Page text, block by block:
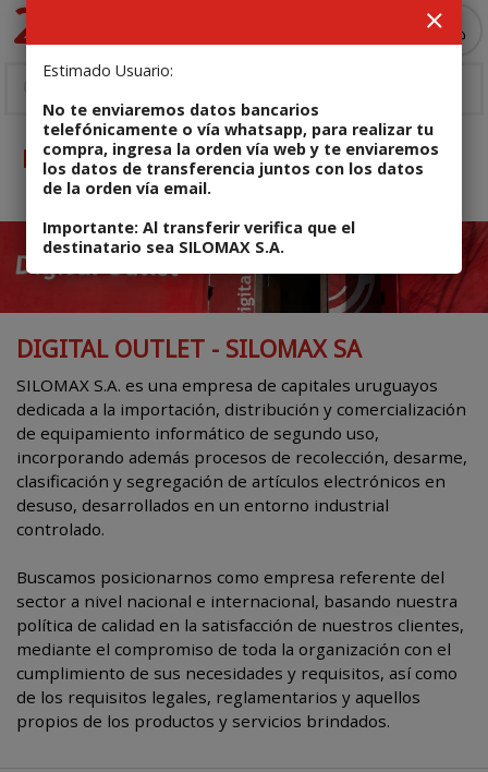
Estimado Usuario:
No te enviaremos datos bancarios
telefónicamente o vía whatsapp, para realizar tu
compra, ingresa la orden vía web y te enviaremos
los datos de transferencia juntos con los datos
de la orden vía email.
Importante: Al transferir verifica que el
destinatario sea SILOMAX S.A.
Nuestra empresa
DIGITAL OUTLET - SILOMAX SA
SILOMAX S.A. es una empresa de capitales uruguayos
dedicada a la importación, distribución y comercialización
de equipamiento informático de segundo uso,
incorporando además procesos de recolección, desarme,
clasificación y segregación de artículos electrónicos en
desuso, desarrollados en un entorno industrial
controlado.
Buscamos posicionarnos como empresa referente del
sector a nivel nacional e internacional, basando nuestra
política de calidad en la satisfacción de nuestros clientes,
mediante el compromiso de toda la organización con el
cumplimiento de sus necesidades y requisitos, así como
de los requisitos legales, reglamentarios y aquellos
propios de los productos y servicios brindados.